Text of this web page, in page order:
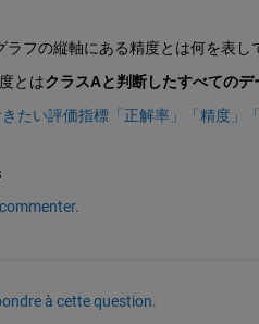
ラフの縦軸にある精度とは何を表し
とはクラスAと判断したすべての
たい評価指標「正解率」「精度」「
à cette question.